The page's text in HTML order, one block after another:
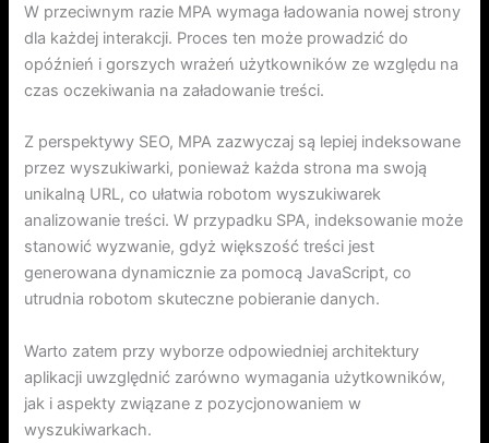
W przeciwnym razie MPA wymaga ładowania nowej strony
dla każdej interakcji. Proces ten może prowadzić do
opóźnień i gorszych wrażeń użytkowników ze względu na
czas oczekiwania na załadowanie treści.
Z perspektywy SEO, MPA zazwyczaj są lepiej indeksowane
przez wyszukiwarki, ponieważ każda strona ma swoją
unikalną URL, co ułatwia robotom wyszukiwarek
analizowanie treści. W przypadku SPA, indeksowanie może
stanowić wyzwanie, gdyż większość treści jest
generowana dynamicznie za pomocą JavaScript, co
utrudnia robotom skuteczne pobieranie danych.
Warto zatem przy wyborze odpowiedniej architektury
aplikacji uwzględnić zarówno wymagania użytkowników,
jak i aspekty związane z pozycjonowaniem w
wyszukiwarkach.